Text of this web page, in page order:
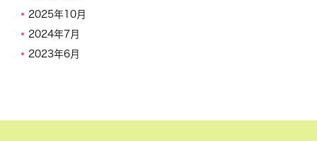
2025年10月
2024年7月
2023年6月